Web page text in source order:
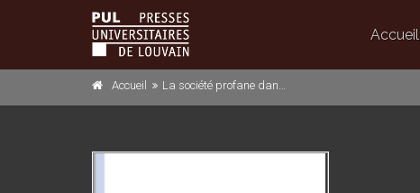
Accueil
Accueil La société profane dans l’empire byzantin des VIIe, VIIIe et IXe siècles